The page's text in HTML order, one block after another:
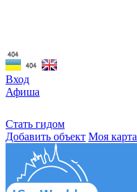
Вход
Афиша
Стать гидом
Добавить объект Моя карта